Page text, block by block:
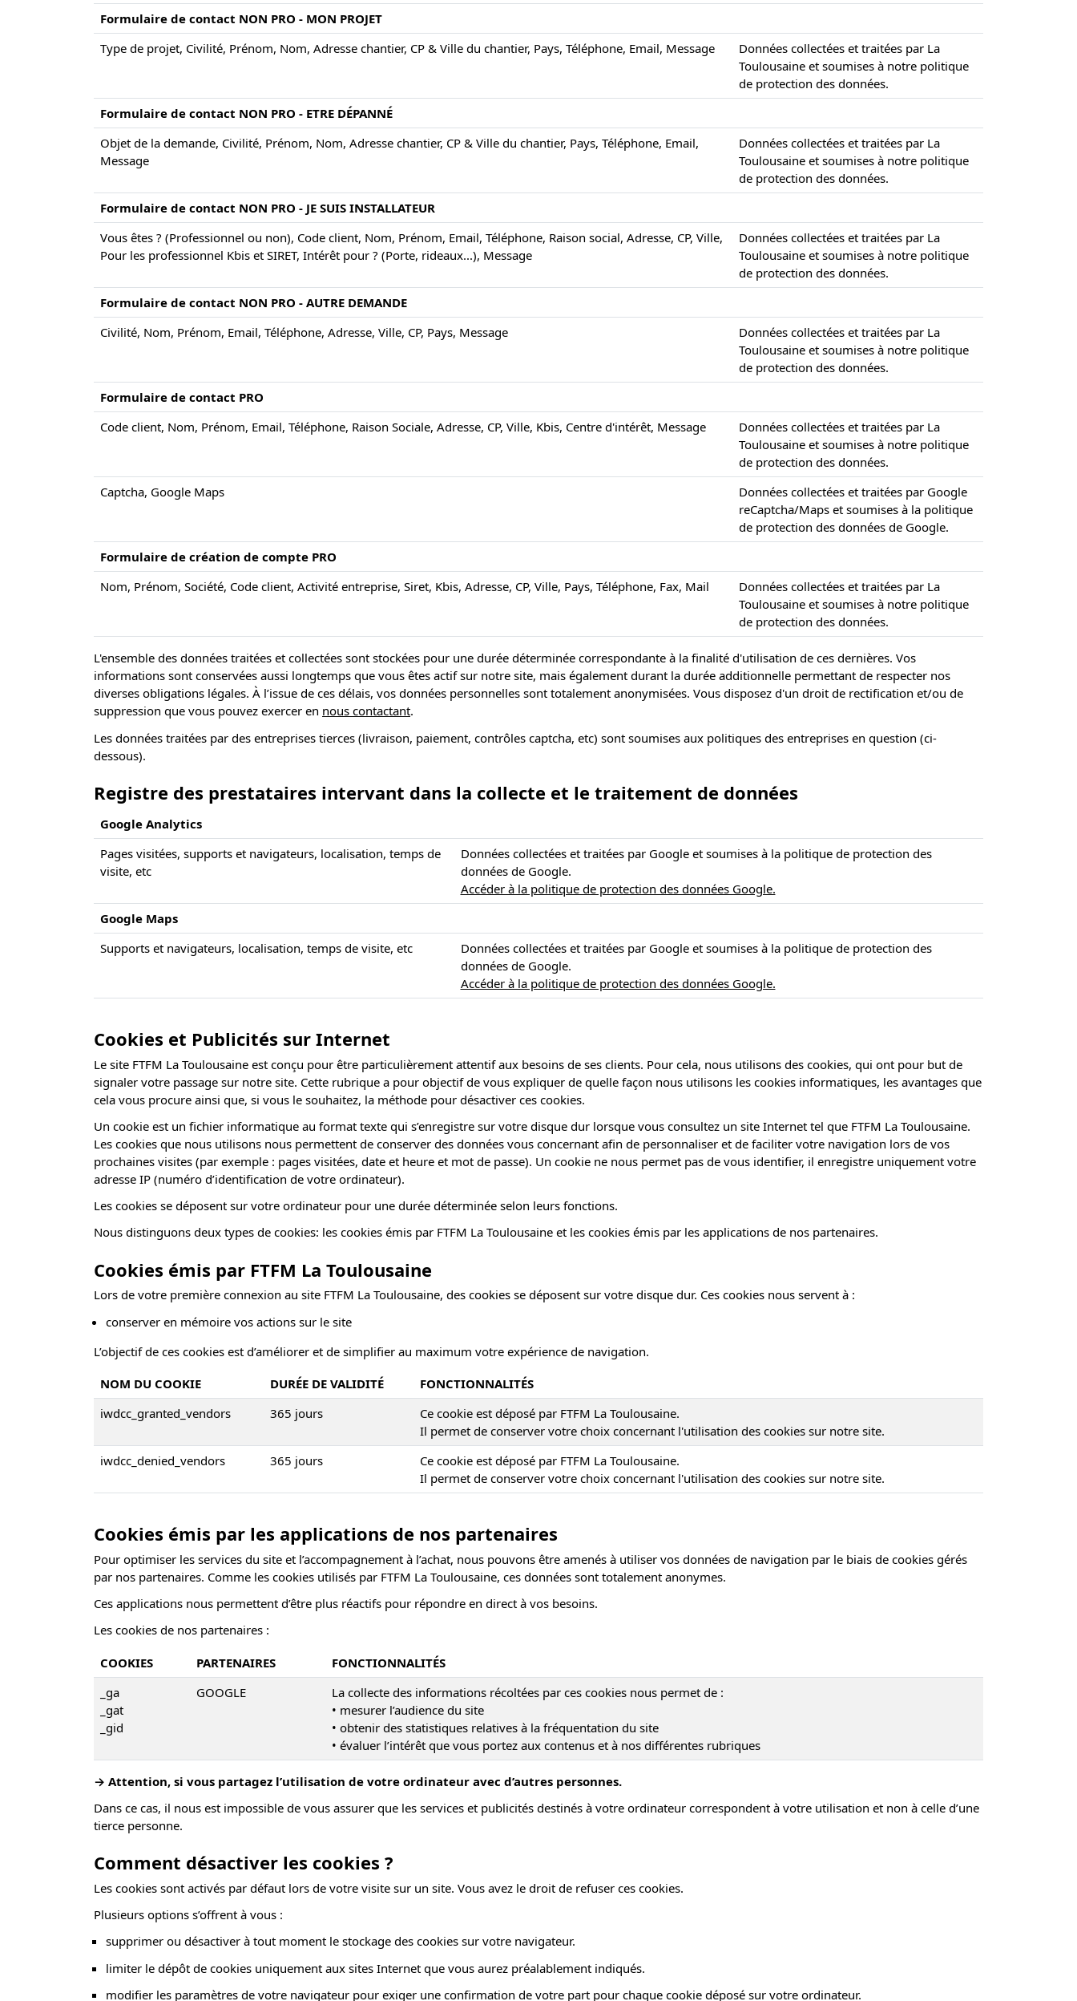
Formulaire de contact NON PRO - MON PROJET
Type de projet, Civilité, Prénom, Nom, Adresse chantier, CP & Ville du chantier, Pays, Téléphone, Email, Message
Données collectées et traitées par La
Toulousaine et soumises à notre politique
de protection des données.
Formulaire de contact NON PRO - ETRE DÉPANNÉ
Objet de la demande, Civilité, Prénom, Nom, Adresse chantier, CP & Ville du chantier, Pays, Téléphone, Email,
Message
Données collectées et traitées par La
Toulousaine et soumises à notre politique
de protection des données.
Formulaire de contact NON PRO - JE SUIS INSTALLATEUR
Vous êtes ? (Professionnel ou non), Code client, Nom, Prénom, Email, Téléphone, Raison social, Adresse, CP, Ville,
Pour les professionnel Kbis et SIRET, Intérêt pour ? (Porte, rideaux...), Message
Données collectées et traitées par La
Toulousaine et soumises à notre politique
de protection des données.
Formulaire de contact NON PRO - AUTRE DEMANDE
Civilité, Nom, Prénom, Email, Téléphone, Adresse, Ville, CP, Pays, Message
Données collectées et traitées par La
Toulousaine et soumises à notre politique
de protection des données.
Formulaire de contact PRO
Code client, Nom, Prénom, Email, Téléphone, Raison Sociale, Adresse, CP, Ville, Kbis, Centre d'intérêt, Message
Données collectées et traitées par La
Toulousaine et soumises à notre politique
de protection des données.
Captcha, Google Maps
Données collectées et traitées par Google
reCaptcha/Maps et soumises à la politique
de protection des données de Google.
Formulaire de création de compte PRO
Nom, Prénom, Société, Code client, Activité entreprise, Siret, Kbis, Adresse, CP, Ville, Pays, Téléphone, Fax, Mail
Données collectées et traitées par La
Toulousaine et soumises à notre politique
de protection des données.
L'ensemble des données traitées et collectées sont stockées pour une durée déterminée correspondante à la finalité d'utilisation de ces dernières. Vos
informations sont conservées aussi longtemps que vous êtes actif sur notre site, mais également durant la durée additionnelle permettant de respecter nos
diverses obligations légales. À l’issue de ces délais, vos données personnelles sont totalement anonymisées. Vous disposez d'un droit de rectification et/ou de
suppression que vous pouvez exercer en nous contactant.
Les données traitées par des entreprises tierces (livraison, paiement, contrôles captcha, etc) sont soumises aux politiques des entreprises en question (ci-
dessous).
Registre des prestataires intervant dans la collecte et le traitement de données
Google Analytics
Pages visitées, supports et navigateurs, localisation, temps de
visite, etc
Données collectées et traitées par Google et soumises à la politique de protection des
données de Google.
Accéder à la politique de protection des données Google.
Google Maps
Supports et navigateurs, localisation, temps de visite, etc
Données collectées et traitées par Google et soumises à la politique de protection des
données de Google.
Accéder à la politique de protection des données Google.
Cookies et Publicités sur Internet
Le site FTFM La Toulousaine est conçu pour être particulièrement attentif aux besoins de ses clients. Pour cela, nous utilisons des cookies, qui ont pour but de
signaler votre passage sur notre site. Cette rubrique a pour objectif de vous expliquer de quelle façon nous utilisons les cookies informatiques, les avantages que
cela vous procure ainsi que, si vous le souhaitez, la méthode pour désactiver ces cookies.
Un cookie est un fichier informatique au format texte qui s’enregistre sur votre disque dur lorsque vous consultez un site Internet tel que FTFM La Toulousaine.
Les cookies que nous utilisons nous permettent de conserver des données vous concernant afin de personnaliser et de faciliter votre navigation lors de vos
prochaines visites (par exemple : pages visitées, date et heure et mot de passe). Un cookie ne nous permet pas de vous identifier, il enregistre uniquement votre
adresse IP (numéro d’identification de votre ordinateur).
Les cookies se déposent sur votre ordinateur pour une durée déterminée selon leurs fonctions.
Nous distinguons deux types de cookies: les cookies émis par FTFM La Toulousaine et les cookies émis par les applications de nos partenaires.
Cookies émis par FTFM La Toulousaine
Lors de votre première connexion au site FTFM La Toulousaine, des cookies se déposent sur votre disque dur. Ces cookies nous servent à :
conserver en mémoire vos actions sur le site
L’objectif de ces cookies est d’améliorer et de simplifier au maximum votre expérience de navigation.
NOM DU COOKIE DURÉE DE VALIDITÉ
FONCTIONNALITÉS
iwdcc_granted_vendors
365 jours
Ce cookie est déposé par FTFM La Toulousaine.
Il permet de conserver votre choix concernant l'utilisation des cookies sur notre site.
iwdcc_denied_vendors
365 jours
Ce cookie est déposé par FTFM La Toulousaine.
Il permet de conserver votre choix concernant l'utilisation des cookies sur notre site.
Cookies émis par les applications de nos partenaires
Pour optimiser les services du site et l’accompagnement à l’achat, nous pouvons être amenés à utiliser vos données de navigation par le biais de cookies gérés
par nos partenaires. Comme les cookies utilisés par FTFM La Toulousaine, ces données sont totalement anonymes.
Ces applications nous permettent d’être plus réactifs pour répondre en direct à vos besoins.
Les cookies de nos partenaires :
COOKIES PARTENAIRES
FONCTIONNALITÉS
_ga
_gat
_gid
GOOGLE
La collecte des informations récoltées par ces cookies nous permet de :
• mesurer l’audience du site
• obtenir des statistiques relatives à la fréquentation du site
• évaluer l’intérêt que vous portez aux contenus et à nos différentes rubriques
→ Attention, si vous partagez l’utilisation de votre ordinateur avec d’autres personnes.
Dans ce cas, il nous est impossible de vous assurer que les services et publicités destinés à votre ordinateur correspondent à votre utilisation et non à celle d’une
tierce personne.
Comment désactiver les cookies ?
Les cookies sont activés par défaut lors de votre visite sur un site. Vous avez le droit de refuser ces cookies.
Plusieurs options s’offrent à vous :
supprimer ou désactiver à tout moment le stockage des cookies sur votre navigateur.
limiter le dépôt de cookies uniquement aux sites Internet que vous aurez préalablement indiqués.
modifier les paramètres de votre navigateur pour exiger une confirmation de votre part pour chaque cookie déposé sur votre ordinateur.